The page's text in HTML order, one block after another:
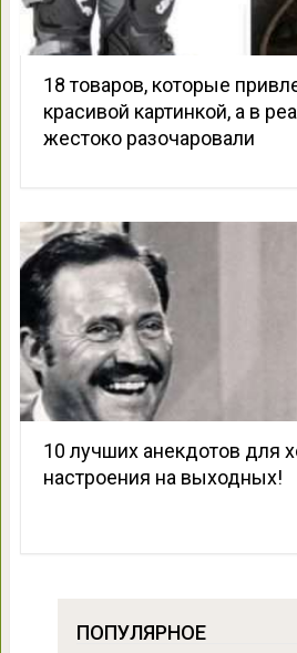
18 товаров, которые
красивой картинкой, а в
жестоко разочаровали
10 лучших анекдотов для
настроения на выходных!
ПОПУЛЯРНОЕ